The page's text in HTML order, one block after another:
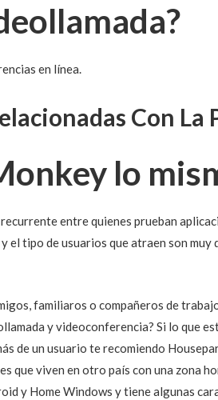
en línea.
Con
lo
entre quienes prueban
el tipo de usuarios que atraen son
familiaros o compañeros de
y videoconferencia? Si lo que
de un usuario te recomiendo
que viven en otro país con una zona
y Home Windows y tiene algunas